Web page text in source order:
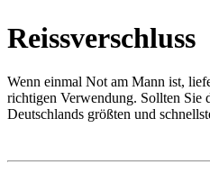
Reissverschluss
Wenn einmal Not am Mann ist,
richtigen Verwendung. Sollten Sie
Deutschlands größten und